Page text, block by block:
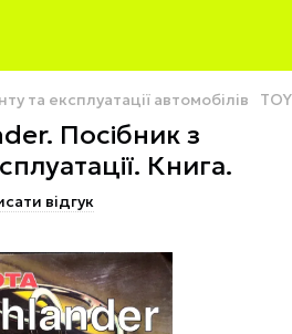
та експлуатації автомобілів
Посібник з
Книга.
відгук